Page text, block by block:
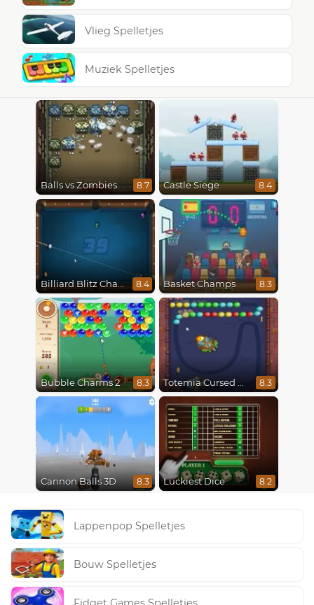
Vlieg Spelletjes
Muziek Spelletjes
Balls vs Zombies 8.7 Castle Siege 8.4
Billiard Blitz Challenge 8.4 Basket Champs 8.3
Bubble Charms 2 8.3 Totemia Cursed Marbles 8.3
Cannon Balls 3D 8.3 Luckiest Dice 8.2
Lappenpop Spelletjes
Bouw Spelletjes